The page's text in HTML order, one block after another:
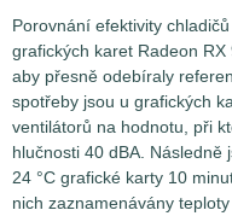
Porovnání efektivity
grafických karet Radeon
aby přesně odebíraly
spotřeby jsou u grafických
ventilátorů na hodnotu, při
hlučnosti 40 dBA.
24 °C grafické karty 10
nich zaznamenávány